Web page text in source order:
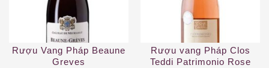
Rượu Vang Pháp Beaune
Greves
Rượu vang Pháp Clos
Teddi Patrimonio Rose